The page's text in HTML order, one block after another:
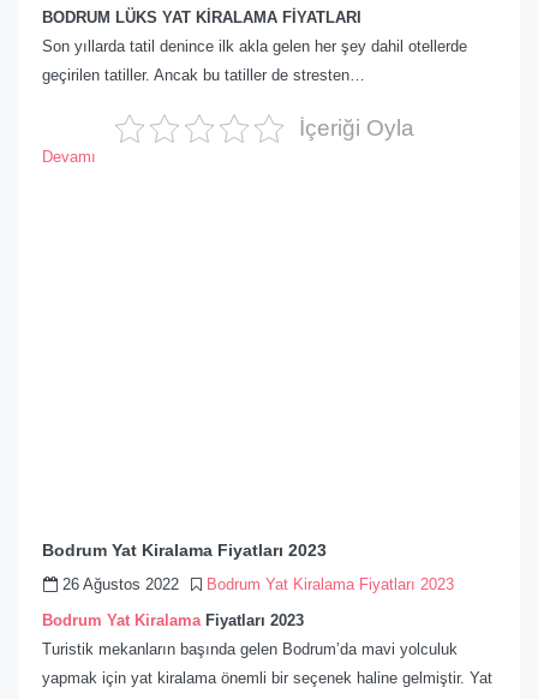
BODRUM LÜKS YAT KİRALAMA FİYATLARI
Son yıllarda tatil denince ilk akla gelen her şey dahil otellerde
geçirilen tatiller. Ancak bu tatiller de stresten…
İçeriği Oyla
Devamı
Bodrum Yat Kiralama Fiyatları 2023
26 Ağustos 2022
Bodrum Yat Kiralama Fiyatları 2023
Bodrum Yat Kiralama Fiyatları 2023
Turistik mekanların başında gelen Bodrum’da mavi yolculuk
yapmak için yat kiralama önemli bir seçenek haline gelmiştir. Yat